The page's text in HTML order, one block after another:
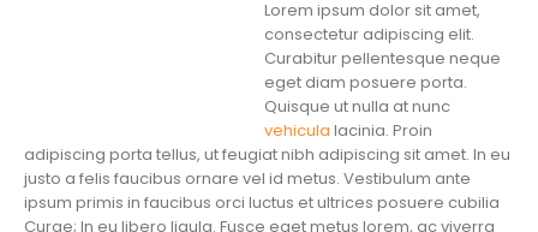
Lorem ipsum dolor sit amet,
consectetur adipiscing elit.
Curabitur pellentesque neque
eget diam posuere porta.
Quisque ut nulla at nunc
vehicula lacinia. Proin
adipiscing porta tellus, ut feugiat nibh adipiscing sit amet. In eu
justo a felis faucibus ornare vel id metus. Vestibulum ante
ipsum primis in faucibus orci luctus et ultrices posuere cubilia
Curae; In eu libero ligula. Fusce eget metus lorem, ac viverra